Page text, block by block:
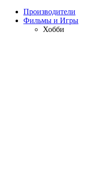
Производители
Фильмы и Игры
Хобби